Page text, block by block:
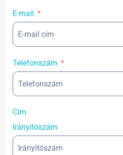
E-mail
Telefonszám
Cím
Irányítószám